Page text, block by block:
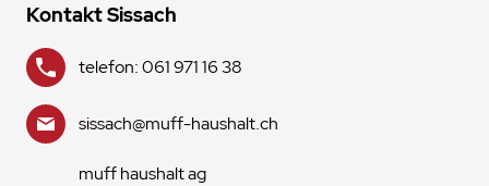
Kontakt Sissach
telefon: 061 971 16 38
sissach@muff-haushalt.ch
muff haushalt ag